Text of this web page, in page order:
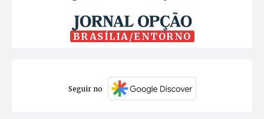
BRASÍLIA/ENTORNO
Seguir no